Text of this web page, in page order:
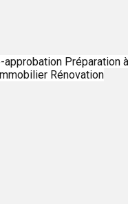
approbation Préparation
Rénovation